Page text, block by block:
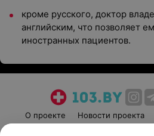
кроме русского, доктор
английским, что позволяет
иностранных пациентов.
О проекте Новости проекта